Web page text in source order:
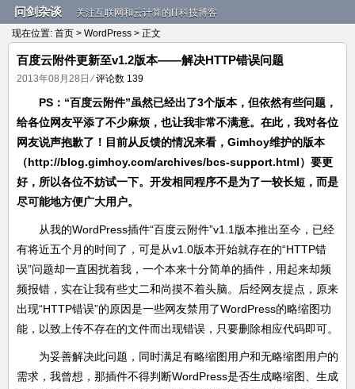
问剑杂谈
关注互联网和云计算的IT科技博客
现在位置: 首页 > WordPress > 正文
百度云附件更新至v1.2版本——解决HTTP错误问题
2013年08月28日 ⁄评论数 139
PS：“百度云附件”虽然已经出了3个版本，但依然有些问题，
给各位网友平添了不少麻烦，也让我非常不满意。在此，我对各位
网友说声抱歉了！目前从反馈的情况来看，Gimhoy维护的版本
（http://blog.gimhoy.com/archives/bcs-support.html）要更
好，所以各位不妨试一下。开发相同程序不是为了一较长短，而是
尽可能地方便广大用户。
从我的WordPress插件“百度云附件”v1.1版本推出至今，已经
有将近五个月的时间了，可是从v1.0版本开始就存在的“HTTP错
误”问题却一直困扰着我，一个本来十分简单的插件，用起来却频
频报错，实在让我有些丈二和尚摸不着头脑。后经网友提点，原来
出现“HTTP错误”的原因是一些网友禁用了WordPress的略缩图功
能，以致上传不存在的文件而出现错误，只要删除相应代码即可。
为妥善解决此问题，同时满足有略缩图用户和无略缩图用户的
需求，我曾想，那插件不得判断WordPress是否生成略缩图、生成